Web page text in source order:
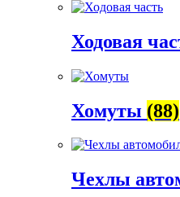
Ходовая
Хомуты (88)
Чехлы